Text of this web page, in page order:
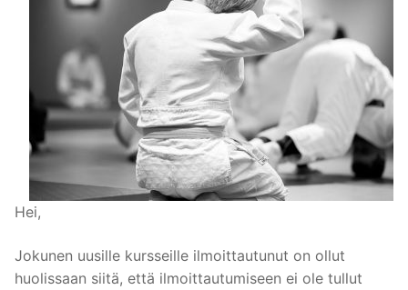
Hei,
Jokunen uusille kursseille ilmoittautunut on ollut
huolissaan siitä, että ilmoittautumiseen ei ole tullut